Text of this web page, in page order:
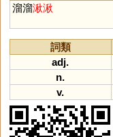
溜溜湫湫
詞類
adj.
n.
v.